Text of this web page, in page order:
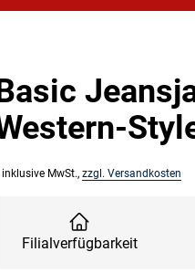
MwSt., zzgl. Versandkosten
Filialverfügbarkeit